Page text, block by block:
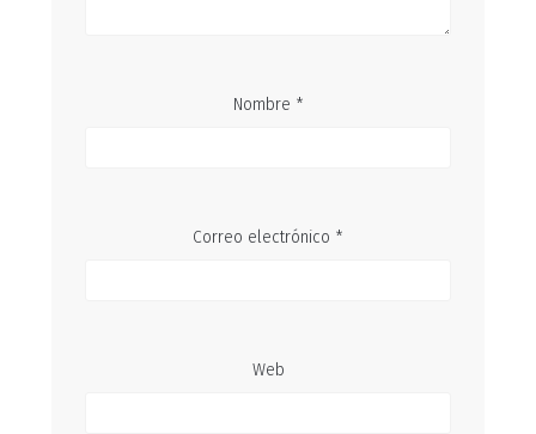
Nombre *
Correo electrónico *
Web